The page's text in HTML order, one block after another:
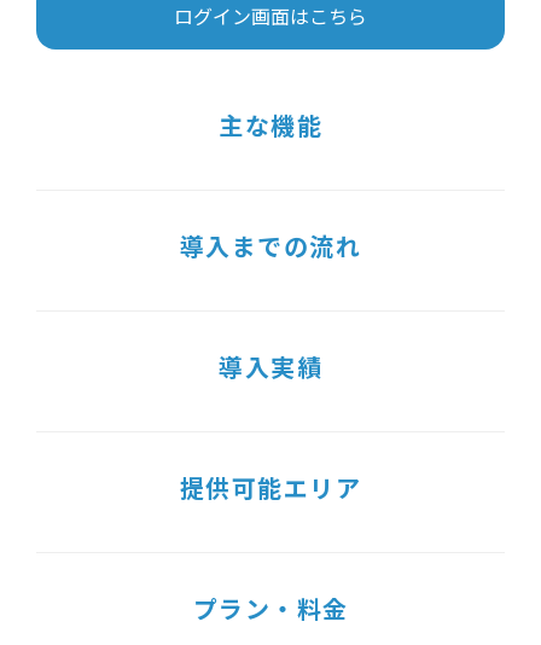
ログイン画面はこちら
主な機能
導入までの流れ
導入実績
提供可能エリア
プラン・料金